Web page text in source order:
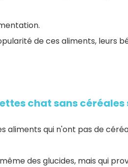
de ces aliments, leurs
chat sans céréales
aliments qui n'ont pas de
des glucides, mais qui